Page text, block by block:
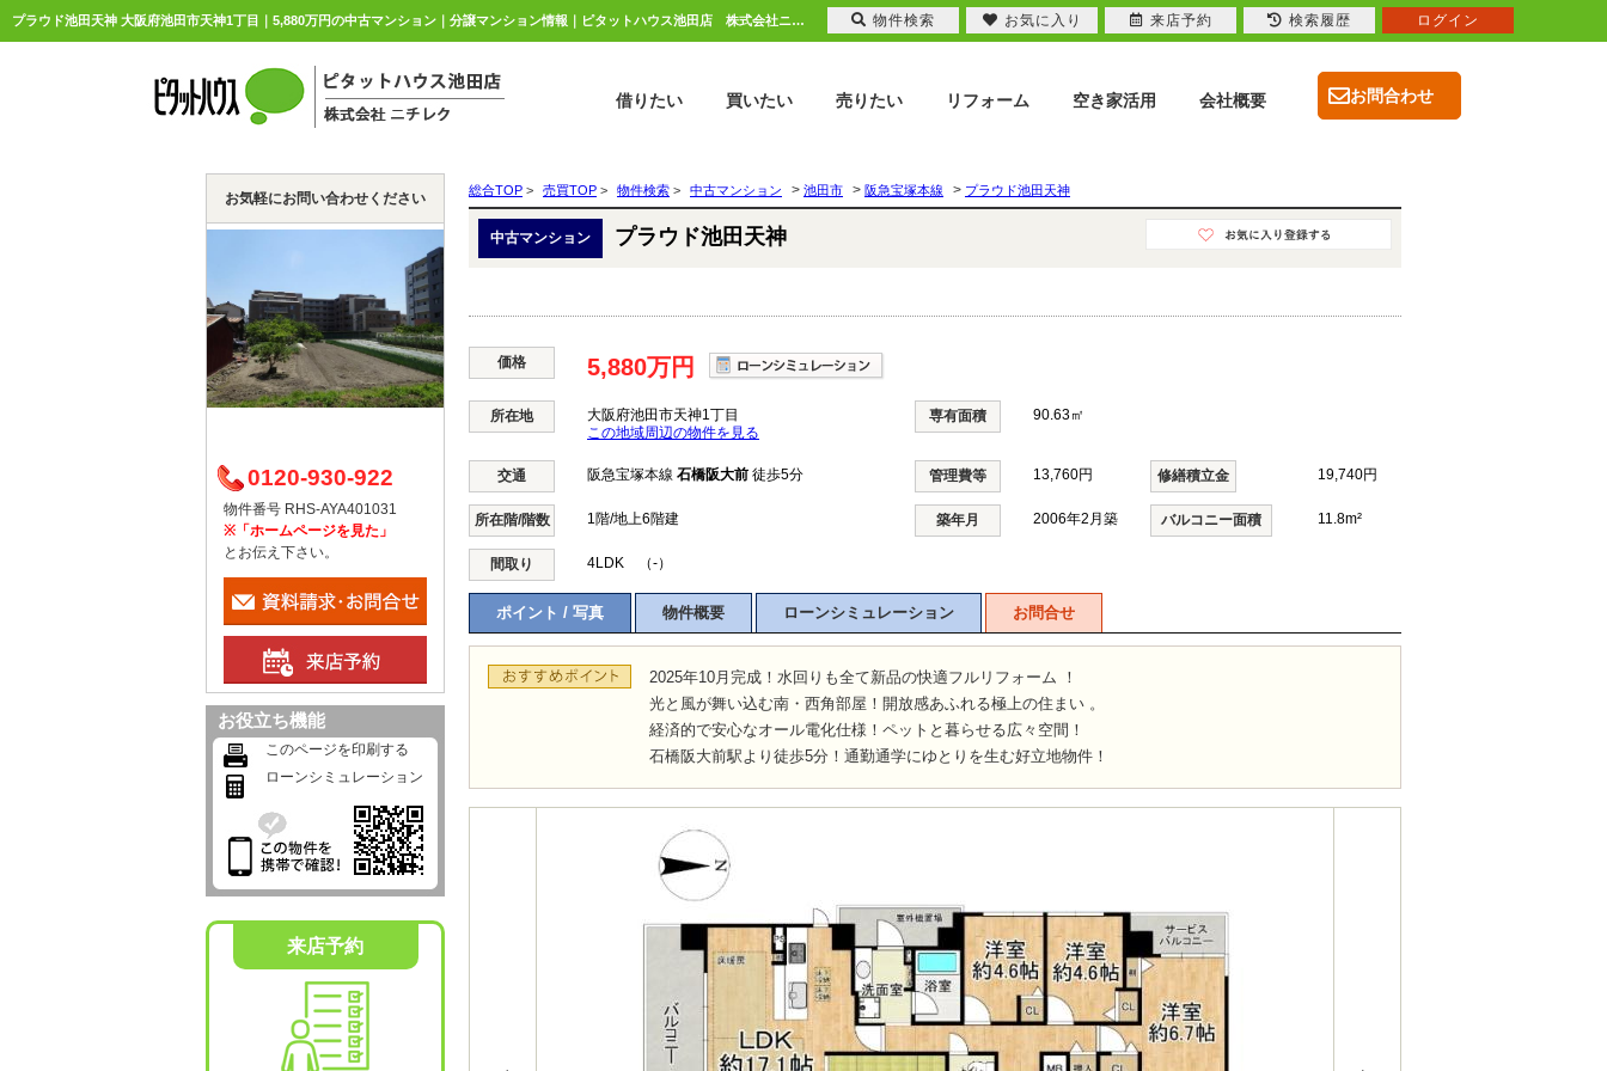
プラウド池田天神 大阪府池田市天神1丁目｜5,880万円の中古マンション｜分譲マンション情報｜ピタットハウス池田店 株式会社ニチレク
お問合わせ
借りたい 買いたい 売りたい リフォーム 空き家活用 会社概要
総合TOP > 売買TOP > 物件検索 > 中古マンション > 池田市 > 阪急宝塚本線 > プラウド池田天神
中古マンション プラウド池田天神
価格 5,880万円
所在地
大阪府池田市天神1丁目
この地域周辺の物件を見る
専有面積 90.63㎡
交通 阪急宝塚本線 石橋阪大前 徒歩5分 管理費等 13,760円 修繕積立金 19,740円
所在階/階数 1階/地上6階建 築年月 2006年2月築 バルコニー面積 11.8m²
間取り 4LDK （-）
ポイント / 写真 物件概要 ローンシミュレーション お問合せ
2025年10月完成！水回りも全て新品の快適フルリフォーム ！
光と風が舞い込む南・西角部屋！開放感あふれる極上の住まい 。
経済的で安心なオール電化仕様！ペットと暮らせる広々空間！
石橋阪大前駅より徒歩5分！通勤通学にゆとりを生む好立地物件！
お気軽にお問い合わせください
0120-930-922
物件番号 RHS-AYA401031
※「ホームページを見た」
とお伝え下さい。
お役立ち機能
このページを印刷する
ローンシミュレーション
来店予約
物件検索 お気に入り 来店予約 検索履歴 ログイン